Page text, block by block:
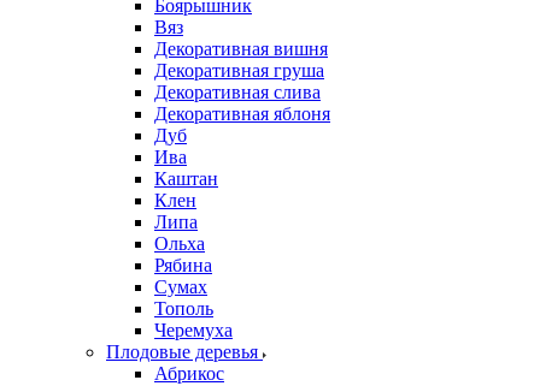
Боярышник
Вяз
Декоративная вишня
Декоративная груша
Декоративная слива
Декоративная яблоня
Дуб
Ива
Каштан
Клен
Липа
Ольха
Рябина
Сумах
Тополь
Черемуха
Плодовые деревья
Абрикос